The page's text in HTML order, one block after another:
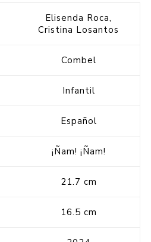
Elisenda Roca,
Cristina Losantos
Combel
Infantil
Español
¡Ñam! ¡Ñam!
21.7 cm
16.5 cm